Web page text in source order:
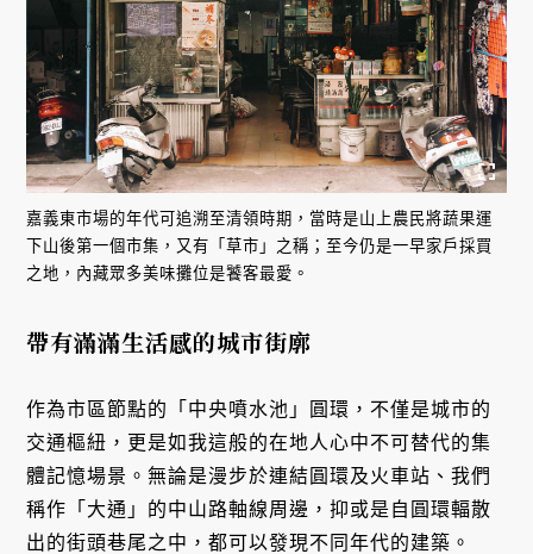
嘉義東市場的年代可追溯至清領時期，當時是山上農民將蔬果運
下山後第一個市集，又有「草市」之稱；至今仍是一早家戶採買
之地，內藏眾多美味攤位是饕客最愛。
帶有滿滿生活感的城市街廓
作為市區節點的「中央噴水池」圓環，不僅是城市的
交通樞紐，更是如我這般的在地人心中不可替代的集
體記憶場景。無論是漫步於連結圓環及火車站、我們
稱作「大通」的中山路軸線周邊，抑或是自圓環輻散
出的街頭巷尾之中，都可以發現不同年代的建築。